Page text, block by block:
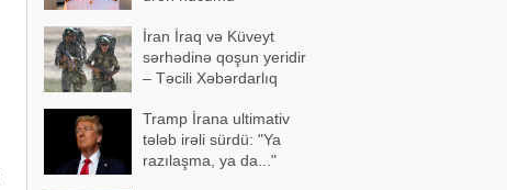
Vəziyyəti ağırdırİran İraq və Küveyt
sərhədinə qoşun yeridir
– Təcili Xəbərdarlıq
Tramp İrana ultimativ
tələb irəli sürdü: "Ya
razılaşma, ya da..."